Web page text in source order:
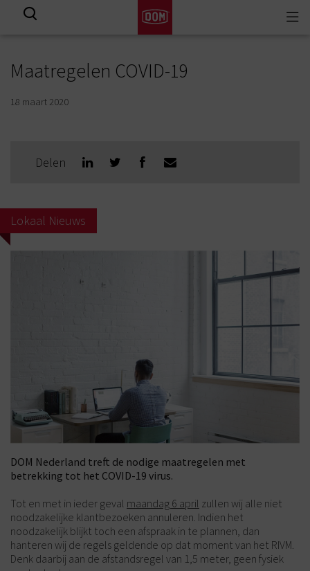
Maatregelen COVID-19
18 maart 2020
Delen
Lokaal Nieuws
DOM Nederland treft de nodige maatregelen met
betrekking tot het COVID-19 virus.
Tot en met in ieder geval maandag 6 april zullen wij alle niet
noodzakelijke klantbezoeken annuleren. Indien het
noodzakelijk blijkt toch een afspraak in te plannen, dan
hanteren wij de regels geldende op dat moment van het RIVM.
Denk daarbij aan de afstandsregel van 1,5 meter, geen fysiek